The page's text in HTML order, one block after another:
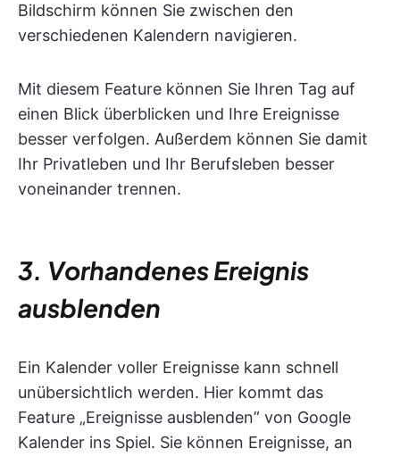
Bildschirm können Sie zwischen den
verschiedenen Kalendern navigieren.
Mit diesem Feature können Sie Ihren Tag auf
einen Blick überblicken und Ihre Ereignisse
besser verfolgen. Außerdem können Sie damit
Ihr Privatleben und Ihr Berufsleben besser
voneinander trennen.
3. Vorhandenes Ereignis
ausblenden
Ein Kalender voller Ereignisse kann schnell
unübersichtlich werden. Hier kommt das
Feature „Ereignisse ausblenden” von Google
Kalender ins Spiel. Sie können Ereignisse, an